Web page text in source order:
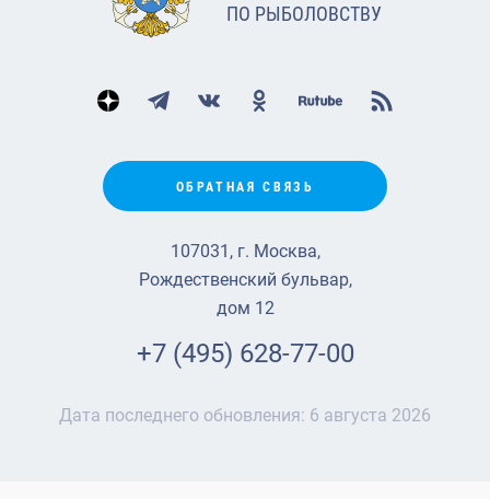
ПО РЫБОЛОВСТВУ
ОБРАТНАЯ СВЯЗЬ
107031, г. Москва,
Рождественский бульвар,
дом 12
+7 (495) 628-77-00
Дата последнего обновления: 6 августа 2026